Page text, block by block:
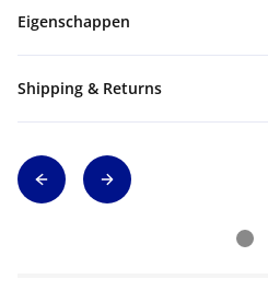
Eigenschappen
Shipping & Returns